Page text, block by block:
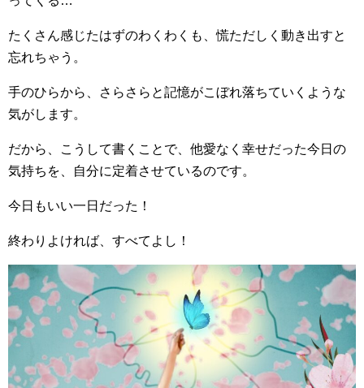
たくさん感じたはずのわくわくも、慌ただしく動き出すと
忘れちゃう。
手のひらから、さらさらと記憶がこぼれ落ちていくような
気がします。
だから、こうして書くことで、他愛なく幸せだった今日の
気持ちを、自分に定着させているのです。
今日もいい一日だった！
終わりよければ、すべてよし！